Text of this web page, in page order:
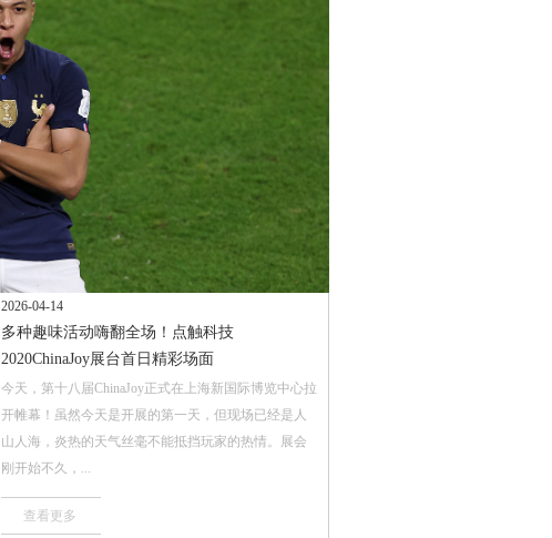
2026-04-14
多种趣味活动嗨翻全场！点触科技
2020ChinaJoy展台首日精彩场面
今天，第十八届ChinaJoy正式在上海新国际博览中心拉
开帷幕！虽然今天是开展的第一天，但现场已经是人
山人海，炎热的天气丝毫不能抵挡玩家的热情。展会
刚开始不久，...
查看更多